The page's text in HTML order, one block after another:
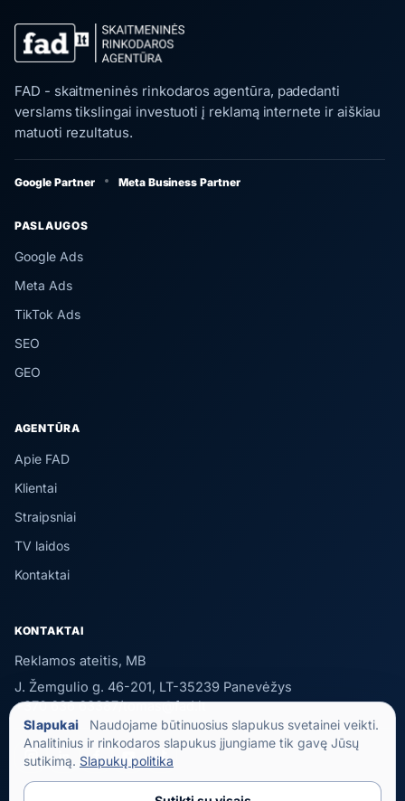
FAD - skaitmeninės rinkodaros agentūra, padedanti
verslams tikslingai investuoti į reklamą internete ir aiškiau
matuoti rezultatus.
Google Partner Meta Business Partner
PASLAUGOS
Google Ads
Meta Ads
TikTok Ads
SEO
GEO
AGENTŪRA
Apie FAD
Klientai
Straipsniai
TV laidos
Kontaktai
KONTAKTAI
Reklamos ateitis, MB
J. Žemgulio g. 46-201, LT-35239 Panevėžys
+370 636 63387/tomas@fad.lt
Slapukai
Naudojame būtinuosius slapukus svetainei veikti.
Analitinius ir rinkodaros slapukus įjungiame tik gavę Jūsų
sutikimą. Slapukų politika